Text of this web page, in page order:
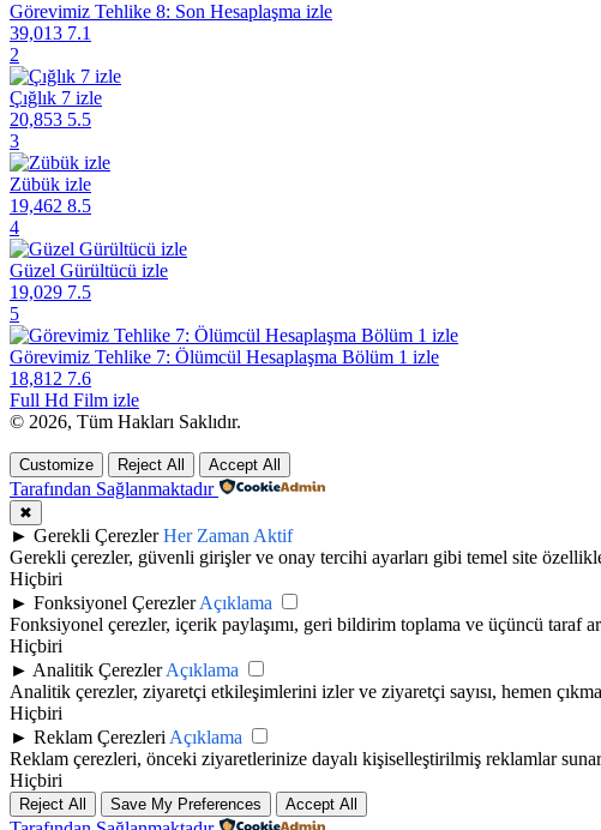
Görevimiz Tehlike 8: Son Hesaplaşma izle
39,013 7.1
2
Çığlık 7 izle
20,853 5.5
3
Zübük izle
19,462 8.5
4
Güzel Gürültücü izle
19,029 7.5
5
Görevimiz Tehlike 7: Ölümcül Hesaplaşma Bölüm 1 izle
18,812 7.6
Full Hd Film izle
© 2026, Tüm Hakları Saklıdır.
Customize Reject All Accept All
Tarafından Sağlanmaktadır
✖
► Gerekli Çerezler Her Zaman Aktif
Gerekli çerezler, güvenli girişler ve onay tercihi ayarları gibi temel site
Hiçbiri
► Fonksiyonel ÇerezlerAçıklama
Fonksiyonel çerezler, içerik paylaşımı, geri bildirim toplama ve üçüncü taraf
Hiçbiri
► Analitik ÇerezlerAçıklama
Analitik çerezler, ziyaretçi etkileşimlerini izler ve ziyaretçi sayısı, hemen
Hiçbiri
► Reklam ÇerezleriAçıklama
Reklam çerezleri, önceki ziyaretlerinize dayalı kişiselleştirilmiş reklamlar
Hiçbiri
Reject All Save My Preferences Accept All